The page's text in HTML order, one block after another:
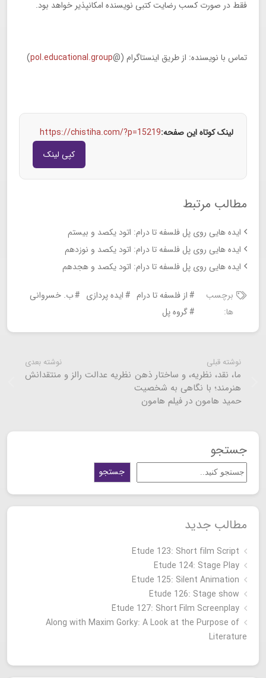
فقط در صورت کسب رضایت کتبی نویسنده امکانپذیر خواهد بود.
تماس با نویسنده: از طریق اینستاگرام (@pol.educational.group
)
لینک کوتاه این صفحه:https://chistiha.com/?p=15219
کپی لینک
مطالب مرتبط
ایده هایی روی پل فلسفه تا درام: اتود یکصد و بیستم
ایده هایی روی پل فلسفه تا درام: اتود یکصد و نوزدهم
ایده هایی روی پل فلسفه تا درام: اتود یکصد و هجدهم
برچسب
ها:
از فلسفه تا درام ایده پردازی
ب. خسروانی
گروه پل
نوشته قبلی
ما، نقد، نظریه، و ساختار ذهن
هنرمند؛ با نگاهی به شخصیت
حمید هامون در فیلم هامون
نوشته بعدی
نظریه عدالت رالز و منتقدانش
جستجو
جستجو
مطالب جدید
Etude 123: Short film Script
Etude 124: Stage Play
Etude 125: Silent Animation
Etude 126: Stage show
Étude 127: Short Film Screenplay
Along with Maxim Gorky: A Look at the Purpose of
Literature